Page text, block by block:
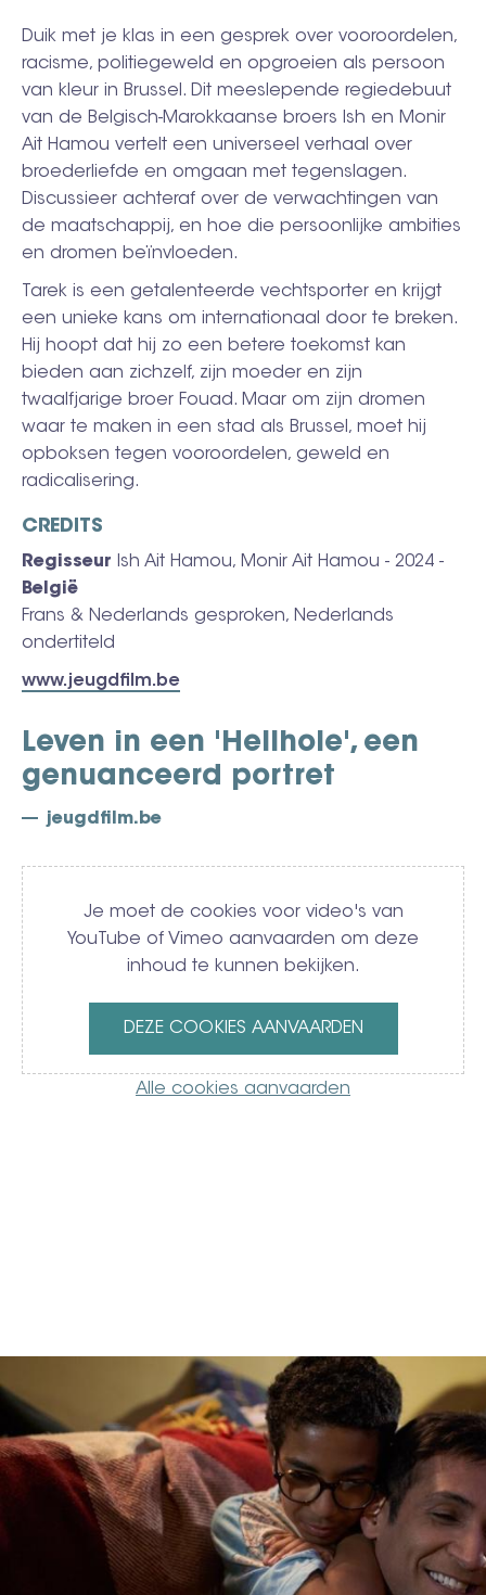
Duik met je klas in een gesprek over vooroordelen,
racisme, politiegeweld en opgroeien als persoon
van kleur in Brussel. Dit meeslepende regiedebuut
van de Belgisch-Marokkaanse broers Ish en Monir
Ait Hamou vertelt een universeel verhaal over
broederliefde en omgaan met tegenslagen.
Discussieer achteraf over de verwachtingen van
de maatschappij, en hoe die persoonlijke ambities
en dromen beïnvloeden.
Tarek is een getalenteerde vechtsporter en krijgt
een unieke kans om internationaal door te breken.
Hij hoopt dat hij zo een betere toekomst kan
bieden aan zichzelf, zijn moeder en zijn
twaalfjarige broer Fouad. Maar om zijn dromen
waar te maken in een stad als Brussel, moet hij
opboksen tegen vooroordelen, geweld en
radicalisering.
CREDITS
Regisseur
Ish Ait Hamou, Monir Ait Hamou - 2024 -
België
Frans & Nederlands gesproken, Nederlands
ondertiteld
www.jeugdfilm.be
Leven in een 'Hellhole', een
genuanceerd portret
jeugdfilm.be
Video
Je moet de cookies voor video's van
YouTube of Vimeo aanvaarden om deze
inhoud te kunnen bekijken.
DEZE COOKIES AANVAARDEN
Alle cookies aanvaarden